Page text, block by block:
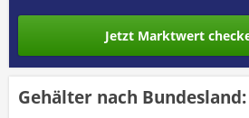
Jetzt Marktwert
Gehälter nach